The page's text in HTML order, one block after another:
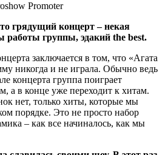
Promoter
грядущий концерт – некая
работы группы, эдакий the best.
заключается в том, что «Агата
никогда и не играла. Обычно ведь
концерта группа поиграет
а в конце уже переходит к хитам.
нет, только хиты, которые мы
порядке. Это не просто набор
– как все начиналось, как мы